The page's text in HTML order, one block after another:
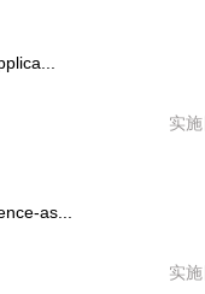
实
as...
实